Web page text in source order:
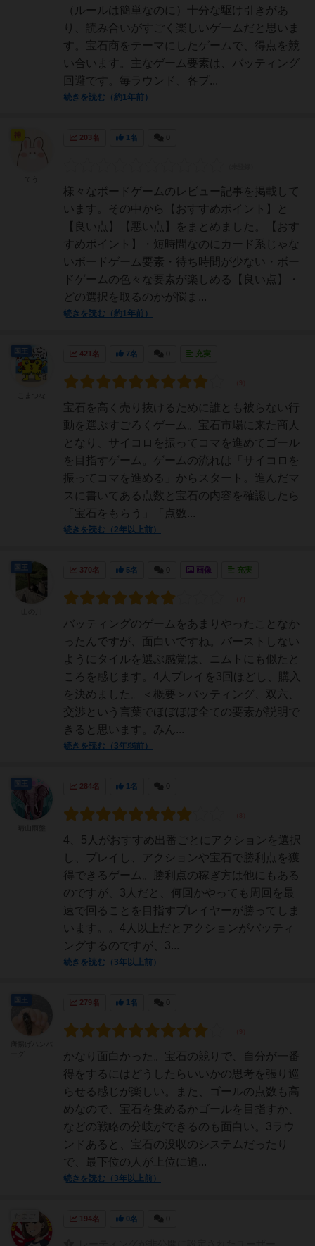
（ルールは簡単なのに）十分な駆け引きがあ
り、読み合いがすごく楽しいゲームだと思いま
す。宝石商をテーマにしたゲームで、得点を競
い合います。主なゲーム要素は、バッティング
回避です。毎ラウンド、各プ...
続きを読む（約1年前）
203名 1名
様々なボードゲームのレビュー記事を掲載して
います。その中から【おすすめポイント】と
【良い点】【悪い点】をまとめました。【おす
すめポイント】・短時間なのにカード系じゃな
いボードゲーム要素・待ち時間が少ない・ボー
ドゲームの色々な要素が楽しめる【良い点】・
どの選択を取るのかが悩ま...
続きを読む（約1年前）
421名 7名 充実
宝石を高く売り抜けるために誰とも被らない行
動を選ぶすごろくゲーム。宝石市場に来た商人
となり、サイコロを振ってコマを進めてゴール
を目指すゲーム。ゲームの流れは「サイコロを
振ってコマを進める」からスタート。進んだマ
スに書いてある点数と宝石の内容を確認したら
「宝石をもらう」「点数...
続きを読む（2年以上前）
370名 5名 画像 充実
バッティングのゲームをあまりやったことなか
ったんですが、面白いですね。バーストしない
ようにタイルを選ぶ感覚は、ニムトにも似たと
ころを感じます。4人プレイを3回ほどし、購入
を決めました。＜概要＞バッティング、双六、
交渉という言葉でほぼほぼ全ての要素が説明で
きると思います。みん...
続きを読む（3年弱前）
284名 1名
4、5人がおすすめ出番ごとにアクションを選択
し、プレイし、アクションや宝石で勝利点を獲
得できるゲーム。勝利点の稼ぎ方は他にもある
のですが、3人だと、何回かやっても周回を最
速で回ることを目指すプレイヤーが勝ってしま
います。。4人以上だとアクションがバッティ
ングするのですが、3...
続きを読む（3年以上前）
279名 1名
かなり面白かった。宝石の競りで、自分が一番
得をするにはどうしたらいいかの思考を張り巡
らせる感じが楽しい。また、ゴールの点数も高
めなので、宝石を集めるかゴールを目指すか、
などの戦略の分岐ができるのも面白い。3ラウ
ンドあると、宝石の没収のシステムだったり
で、最下位の人が上位に追...
続きを読む（3年以上前）
194名 0名